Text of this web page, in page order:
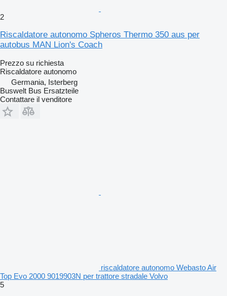
2
Riscaldatore autonomo Spheros Thermo 350 aus per
autobus MAN Lion's Coach
Prezzo su richiesta
Riscaldatore autonomo
Germania, Isterberg
Buswelt Bus Ersatzteile
Contattare il venditore
riscaldatore autonomo Webasto Air
Top Evo 2000 9019903N per trattore stradale Volvo
5